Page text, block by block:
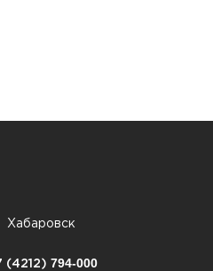
Хабаровск
(4212) 794-000